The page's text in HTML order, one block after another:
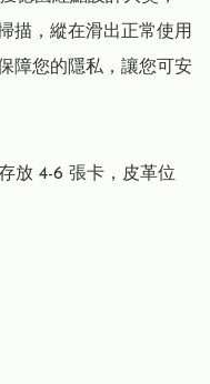
描，縱在滑出正常使用
障您的隱私，讓您可安
放 4-6 張卡，皮革位